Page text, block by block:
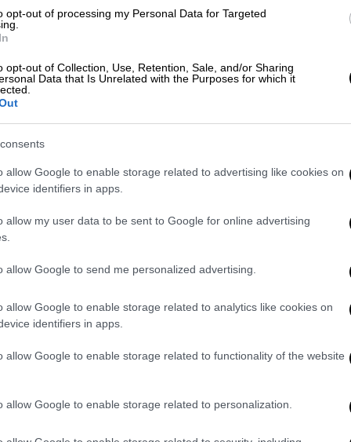
opt-out of processing my Personal Data for Targeted
opt-out of Collection, Use, Retention, Sale, and/or Sharing
Data that Is Unrelated with the Purposes for which it
allow Google to enable storage related to advertising like cookies on
identifiers in apps.
allow my user data to be sent to Google for online advertising
allow Google to send me personalized advertising.
allow Google to enable storage related to analytics like cookies on
identifiers in apps.
allow Google to enable storage related to functionality of the website
allow Google to enable storage related to personalization.
video
μία ιστορία για δύο φίλους που ενώνουν
που κανείς ούτε θέλει ούτε χρειάζεται»